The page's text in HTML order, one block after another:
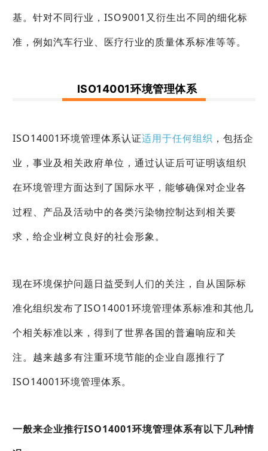
基。针对不同行业，ISO9001又衍生出不同的细化标
准，例如汽车行业、医疗行业的质量体系标准等等。
ISO14001环境管理体系
ISO14001环境管理体系认证适用于任何组织 ，包括企
业，事业及相关政府单位，通过认证后可证明该组织
在环境管理方面达到了国际水平，能够确保对企业各
过程、产品及活动中的各类污染物控制达到相关要
求，给企业树立良好的社会形象。
现在环境保护问题日益受到人们的关注，自从国际标
准化组织发布了ISO14001环境管理体系标准和其他几
个相关标准以来，得到了世界各国的普遍响应和关
注。越来越多有注重环境节能的企业自愿推行了
ISO14001环境管理体系。
一般来企业推行ISO14001环境管理体系有以下几种情